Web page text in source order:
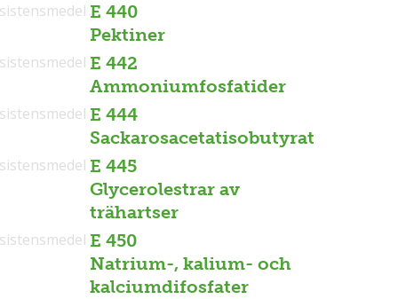
E 440
Pektiner
E 442
Ammoniumfosfatider
E 444
Sackarosacetatisobutyrat
E 445
Glycerolestrar av
trähartser
E 450
Natrium-, kalium- och
kalciumdifosfater